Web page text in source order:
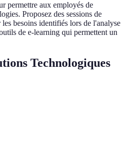
permettre aux employés de
Proposez des sessions de
besoins identifiés lors de l'analyse
de e-learning qui permettent un
Technologiques